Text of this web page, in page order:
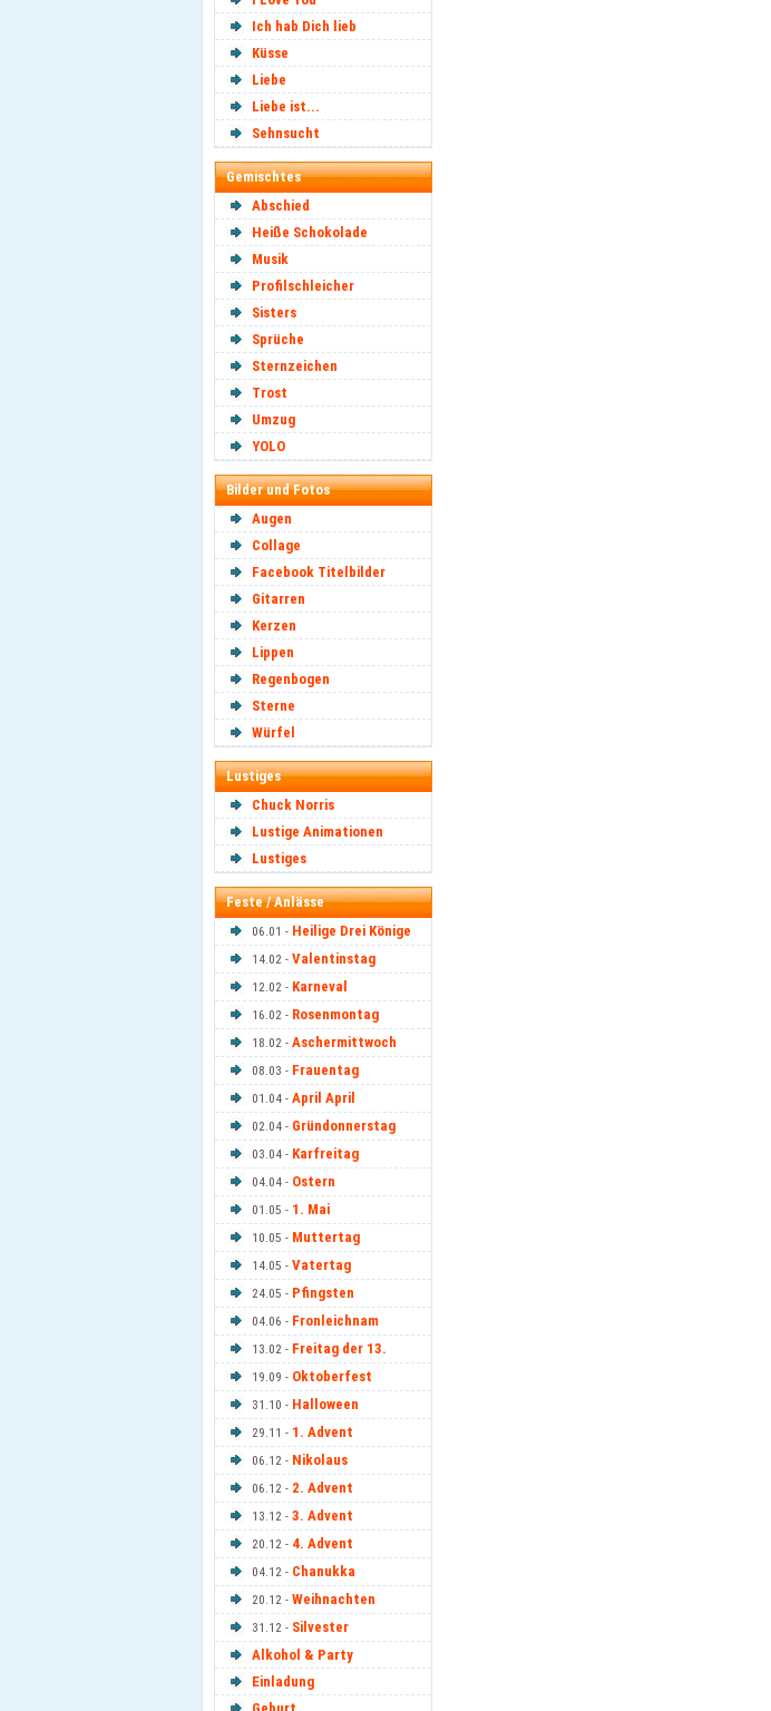
Ich hab Dich lieb
Küsse
Liebe
Liebe ist...
Sehnsucht
Gemischtes
Abschied
Heiße Schokolade
Musik
Profilschleicher
Sisters
Sprüche
Sternzeichen
Trost
Umzug
YOLO
Bilder und Fotos
Augen
Collage
Facebook Titelbilder
Gitarren
Kerzen
Lippen
Regenbogen
Sterne
Würfel
Lustiges
Chuck Norris
Lustige Animationen
Lustiges
Feste / Anlässe
06.01 - Heilige Drei Könige
14.02 - Valentinstag
12.02 - Karneval
16.02 - Rosenmontag
18.02 - Aschermittwoch
08.03 - Frauentag
01.04 - April April
02.04 - Gründonnerstag
03.04 - Karfreitag
04.04 - Ostern
01.05 - 1. Mai
10.05 - Muttertag
14.05 - Vatertag
24.05 - Pfingsten
04.06 - Fronleichnam
13.02 - Freitag der 13.
19.09 - Oktoberfest
31.10 - Halloween
29.11 - 1. Advent
06.12 - Nikolaus
06.12 - 2. Advent
13.12 - 3. Advent
20.12 - 4. Advent
04.12 - Chanukka
20.12 - Weihnachten
31.12 - Silvester
Alkohol & Party
Einladung